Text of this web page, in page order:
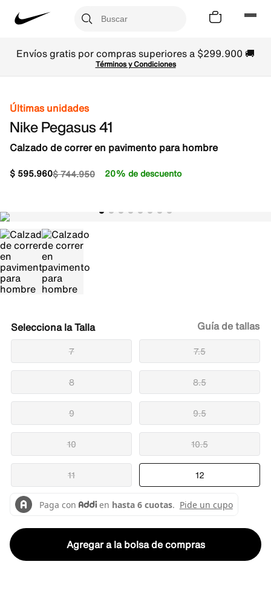
Envíos gratis por compras superiores a $299.900 🚚
Términos y Condiciones
Últimas unidades
Nike Pegasus 41
Calzado de correr en pavimento para hombre
$744.950
$ 595.960 20% de descuento
Talla
7 7.5
8 8.5
9 9.5
10 10.5
11 12
Guía de tallas
Agregar a la bolsa de compras